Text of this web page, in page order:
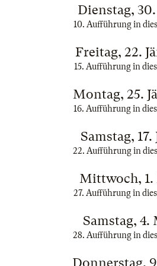
Dienstag,
10. Aufführung in
Freitag, 22.
15. Aufführung in
Montag, 25.
16. Aufführung in
Samstag,
22. Aufführung in
Mittwoch, 1.
27. Aufführung in
Samstag, 4.
28. Aufführung in
Donnerstag,